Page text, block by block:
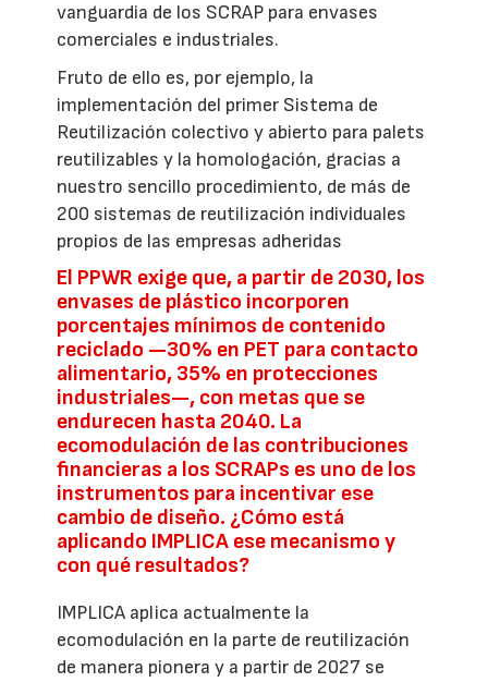
vanguardia de los SCRAP para envases
comerciales e industriales.
Fruto de ello es, por ejemplo, la
implementación del primer Sistema de
Reutilización colectivo y abierto para palets
reutilizables y la homologación, gracias a
nuestro sencillo procedimiento, de más de
200 sistemas de reutilización individuales
propios de las empresas adheridas
El PPWR exige que, a partir de 2030, los
envases de plástico incorporen
porcentajes mínimos de contenido
reciclado —30% en PET para contacto
alimentario, 35% en protecciones
industriales—, con metas que se
endurecen hasta 2040. La
ecomodulación de las contribuciones
financieras a los SCRAPs es uno de los
instrumentos para incentivar ese
cambio de diseño. ¿Cómo está
aplicando IMPLICA ese mecanismo y
con qué resultados?
IMPLICA aplica actualmente la
ecomodulación en la parte de reutilización
de manera pionera y a partir de 2027 se